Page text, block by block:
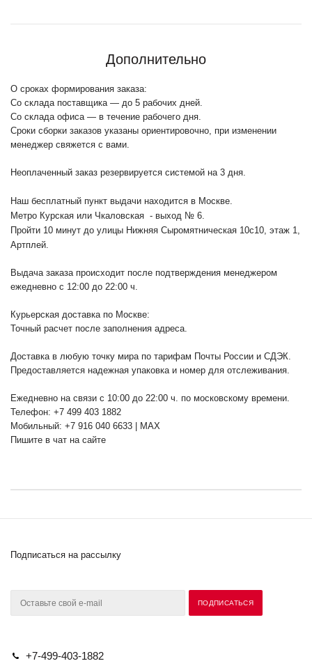
Дополнительно
О сроках формирования заказа:
Со склада поставщика — до 5 рабочих дней.
Со склада офиса — в течение рабочего дня.
Сроки сборки заказов указаны ориентировочно, при изменении
менеджер свяжется с вами.
Неоплаченный заказ резервируется системой на 3 дня.
Наш бесплатный пункт выдачи находится в Москве.
Метро Курская или Чкаловская - выход № 6.
Пройти 10 минут до улицы Нижняя Сыромятническая 10с10, этаж 1,
Артплей.
Выдача заказа происходит после подтверждения менеджером
ежедневно с 12:00 до 22:00 ч.
Курьерская доставка по Москве:
Точный расчет после заполнения адреса.
Доставка в любую точку мира по тарифам Почты России и СДЭК.
Предоставляется надежная упаковка и номер для отслеживания.
Ежедневно на связи с 10:00 до 22:00 ч. по московскому времени.
Телефон: +7 499 403 1882
Мобильный: +7 916 040 6633 | MAX
Пишите в чат на сайте
Подписаться на рассылку
+7-499-403-1882